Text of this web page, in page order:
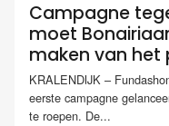
Campagne
moet
maken van het
KRALENDIJK –
eerste campagne
te roepen. De...